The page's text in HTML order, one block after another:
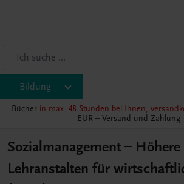
Bildung
Bücher in max. 48 Stunden bei Ihnen,
EUR – Versand und Zahlung
Sozialmanagement – Höhere
Lehranstalten für